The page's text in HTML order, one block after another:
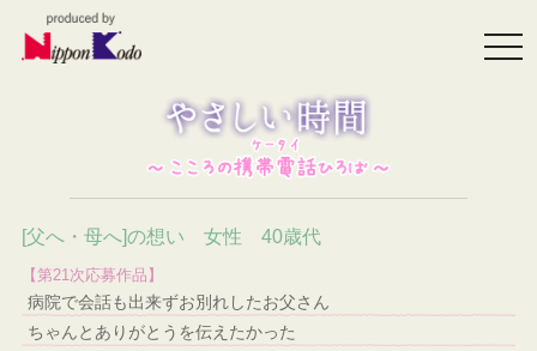
[父へ・母へ]の想い 女性 40歳代
【第21次応募作品】
病院で会話も出来ずお別れしたお父さん
ちゃんとありがとうを伝えたかった